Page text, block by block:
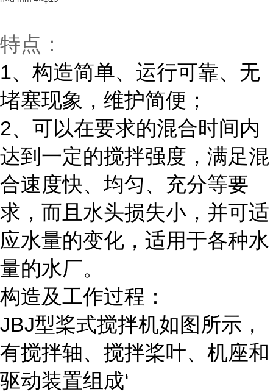
特点：
1、构造简单、运行可靠、无
堵塞现象，维护简便；
2、可以在要求的混合时间内
达到一定的搅拌强度，满足混
合速度快、均匀、充分等要
求，而且水头损失小，并可适
应水量的变化，适用于各种水
量的水厂。
构造及工作过程：
JBJ型桨式搅拌机如图所示，
有搅拌轴、搅拌桨叶、机座和
驱动装置组成‘